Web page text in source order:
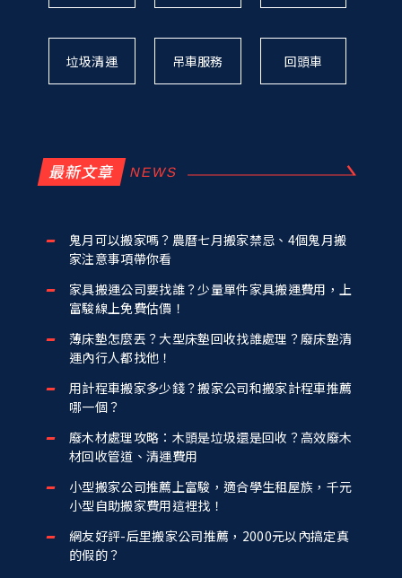
垃圾清運 吊車服務 回頭車
最新文章
鬼月可以搬家嗎？農曆七月搬家禁忌、4個鬼月搬
家注意事項帶你看
家具搬運公司要找誰？少量單件家具搬運費用，上
富駿線上免費估價！
薄床墊怎麼丟？大型床墊回收找誰處理？廢床墊清
運內行人都找他！
用計程車搬家多少錢？搬家公司和搬家計程車推薦
哪一個？
廢木材處理攻略：木頭是垃圾還是回收？高效廢木
材回收管道、清運費用
小型搬家公司推薦上富駿，適合學生租屋族，千元
小型自助搬家費用這裡找！
網友好評-后里搬家公司推薦，2000元以內搞定真
的假的？